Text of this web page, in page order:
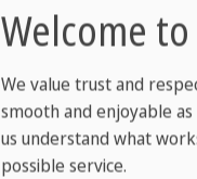
Welcome
We value trust and
smooth and enjoyable
us understand what
possible service.